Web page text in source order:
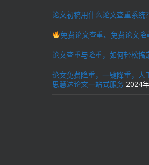
论文初稿用什么论文查重系统？
免费论文查重、免费论文降
论文查重与降重，如何轻松搞
论文免费降重，一键降重，人
思慧达论文一站式服务 2024